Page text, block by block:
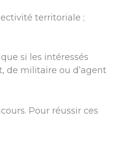
territoriale ;
si les intéressés
de militaire ou d’agent
Pour réussir ces